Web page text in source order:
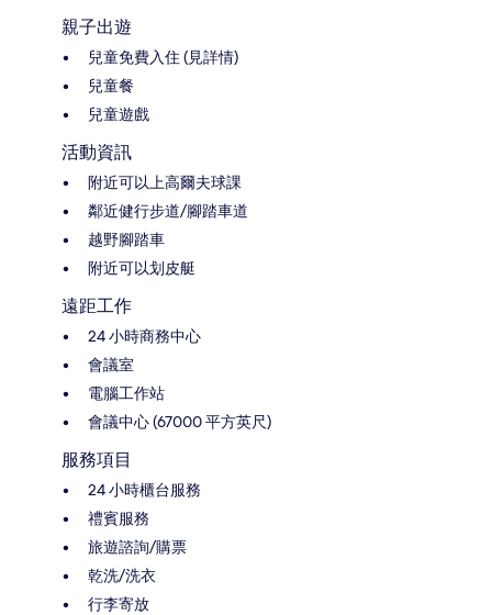
親子出遊
兒童免費入住 (見詳情)
兒童餐
兒童遊戲
活動資訊
附近可以上高爾夫球課
鄰近健行步道/腳踏車道
越野腳踏車
附近可以划皮艇
遠距工作
24 小時商務中心
會議室
電腦工作站
會議中心 (67000 平方英尺)
服務項目
24 小時櫃台服務
禮賓服務
旅遊諮詢/購票
乾洗/洗衣
行李寄放